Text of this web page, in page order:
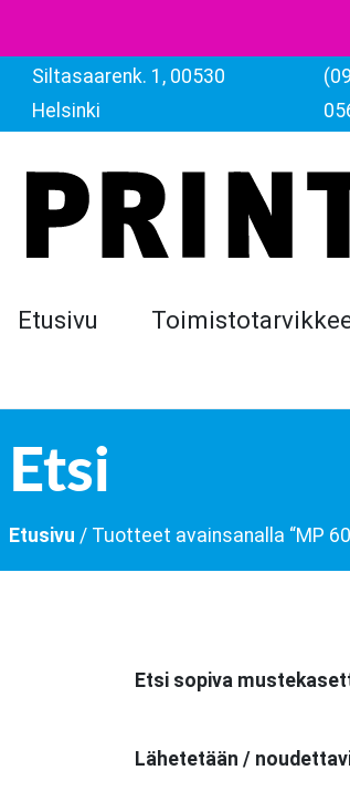
Siltasaarenk. 1, 00530
Helsinki
Etusivu
Etsi
Etusivu / Tuotteet avainsanalla “MP
Etsi sopiva
Lähetetään /